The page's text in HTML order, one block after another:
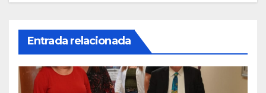
Entrada relacionada